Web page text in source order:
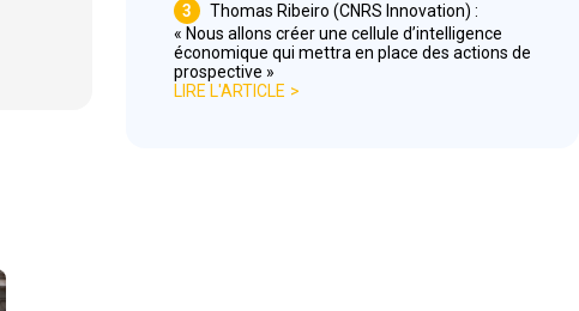
3
Thomas Ribeiro (CNRS Innovation) :
« Nous allons créer une cellule d’intelligence
économique qui mettra en place des actions de
prospective »
LIRE L'ARTICLE